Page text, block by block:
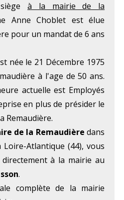
à la mairie de la
Anne Choblet est élue
pour un mandat de 6 ans
née le 21 Décembre 1975
à l'age de 50 ans.
actuelle est Employés
en plus de présider le
Remaudière.
de la Remaudière dans
Atlantique (44), vous
à la mairie au
.
complète de la mairie